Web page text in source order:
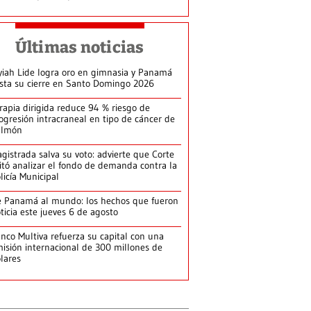
Últimas noticias
Lide logra oro en gimnasia y Panamá
su cierre en Santo Domingo 2026
dirigida reduce 94 % riesgo de
intracraneal en tipo de cáncer de
salva su voto: advierte que Corte
analizar el fondo de demanda contra la
Municipal
Panamá al mundo: los hechos que fueron
este jueves 6 de agosto
Multiva refuerza su capital con una
internacional de 300 millones de